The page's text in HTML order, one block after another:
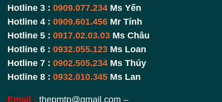
Hotline 3 : 0909.077.234 Ms Yến
Hotline 4 : 0909.601.456 Mr Tính
Hotline 5 : 0917.02.03.03 Ms Châu
Hotline 6 : 0932.055.123 Ms Loan
Hotline 7 : 0902.505.234 Ms Thúy
Hotline 8 : 0932.010.345 Ms Lan
Email : thepmtp@gmail.com –